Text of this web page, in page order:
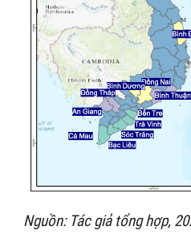
Nguồn: Tác giả tổng hợp,